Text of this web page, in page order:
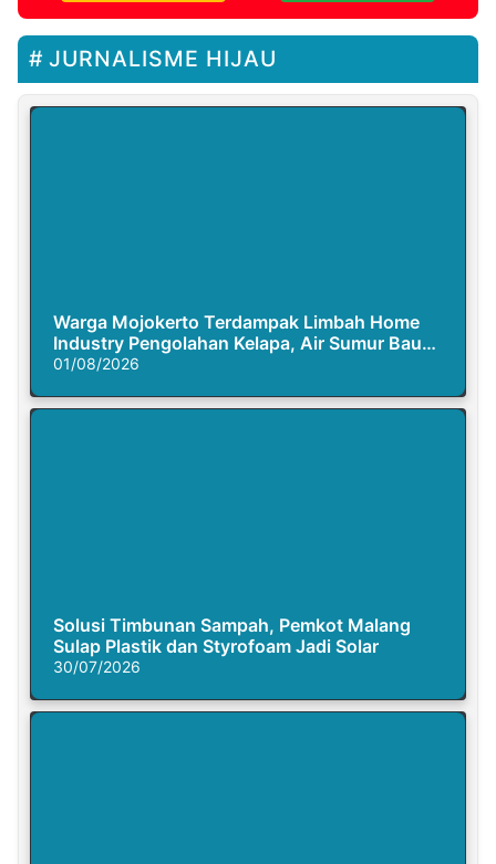
JURNALISME HIJAU
Warga Mojokerto Terdampak Limbah Home
Industry Pengolahan Kelapa, Air Sumur Bau
Busuk
01/08/2026
Solusi Timbunan Sampah, Pemkot Malang
Sulap Plastik dan Styrofoam Jadi Solar
30/07/2026